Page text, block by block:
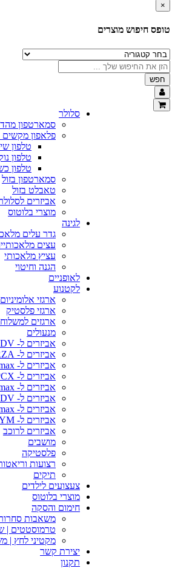
×
טופס חיפוש מוצרים
חפש
סלולר
סמארטפון
פלאפון מקשים
טלפון
טלפון
טלפון
סמארטפון בזול
טאבלט בזול
אביזרים
מוצרי בלוטוס
לגינה
גדר עלים
עצים
עציץ מלאכותי
הגנה וחיטוי
לאופניים
לקטנוע
ארגזי אלומיניום
ארגזי פלסטיק
ארגזים
מנעולים
אביזרים ל- ADV
אביזרים ל- FORZA
אביזרים ל- N-max
אביזרים ל- PCX
אביזרים ל- T-max
אביזרים ל- X-ADV
אביזרים ל- X-max
אביזרים ל- SYM
אביזרים לרוכב
מושבים
פלסטיקה
רצועות
תיקים
צעצועים לילדים
מוצרי בלוטוס
חימום והסקה
משאבות
טרמוסטטים |
מקטיני לחץ |
יצירת קשר
תקנון